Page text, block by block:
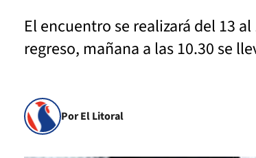
El encuentro se realizará del 13
regreso, mañana a las 10.30 se
Por El Litoral